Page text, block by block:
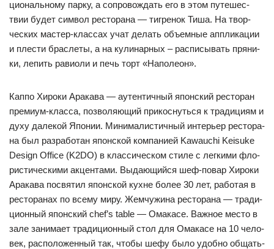
ци­ональ­но­му пар­ку, а соп­ро­вож­дать его в этом пу­те­шес­
твии бу­дет сим­вол рес­то­ра­на — тиг­ре­нок Ти­ша. На твор­
чес­ких мас­тер-клас­сах учат де­лать объ­ем­ные ап­пли­ка­ции
и плес­ти брас­ле­ты, а на ку­ли­нар­ных – рас­пи­сы­вать пря­ни­
ки, ле­пить ра­ви­оли и печь торт «На­по­ле­он».
Кап­по Хи­ро­ки Ара­ка­ва — а­утен­тич­ный япон­ский рес­то­ран
пре­ми­ум-клас­са, поз­во­ля­ющий при­кос­нуть­ся к тра­ди­ци­ям и
ду­ху да­ле­кой Япо­нии. Ми­ни­ма­лис­тич­ный ин­терь­ер рес­то­ра­
на был раз­ра­бо­тан япон­ской ком­па­ни­ей Kawauchi Keisuke
Design Office (K2DO) в клас­си­чес­ком сти­ле с лег­ки­ми фло­
рис­ти­чес­ки­ми ак­цен­та­ми. Вы­да­ющий­ся шеф-по­вар Хи­ро­ки
Ара­ка­ва пос­вя­тил япон­ской кух­не бо­лее 30 лет, ра­бо­тая в
рес­то­ра­нах по все­му ми­ру. Жем­чу­жи­на рес­то­ра­на — тра­ди­
ци­он­ный япон­ский chef’s table — Ома­ка­се. Важ­ное мес­то в
за­ле за­ни­ма­ет тра­ди­ци­он­ный стол для Ома­ка­се на 10 че­ло­
век, рас­по­ло­жен­ный так, что­бы ше­фу бы­ло удоб­но об­щать­